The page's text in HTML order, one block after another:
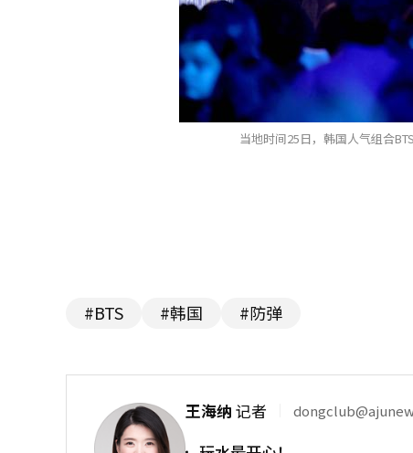
当地时间25日，韩国人气组合
#BTS #韩国 #防弹
王海纳 记者